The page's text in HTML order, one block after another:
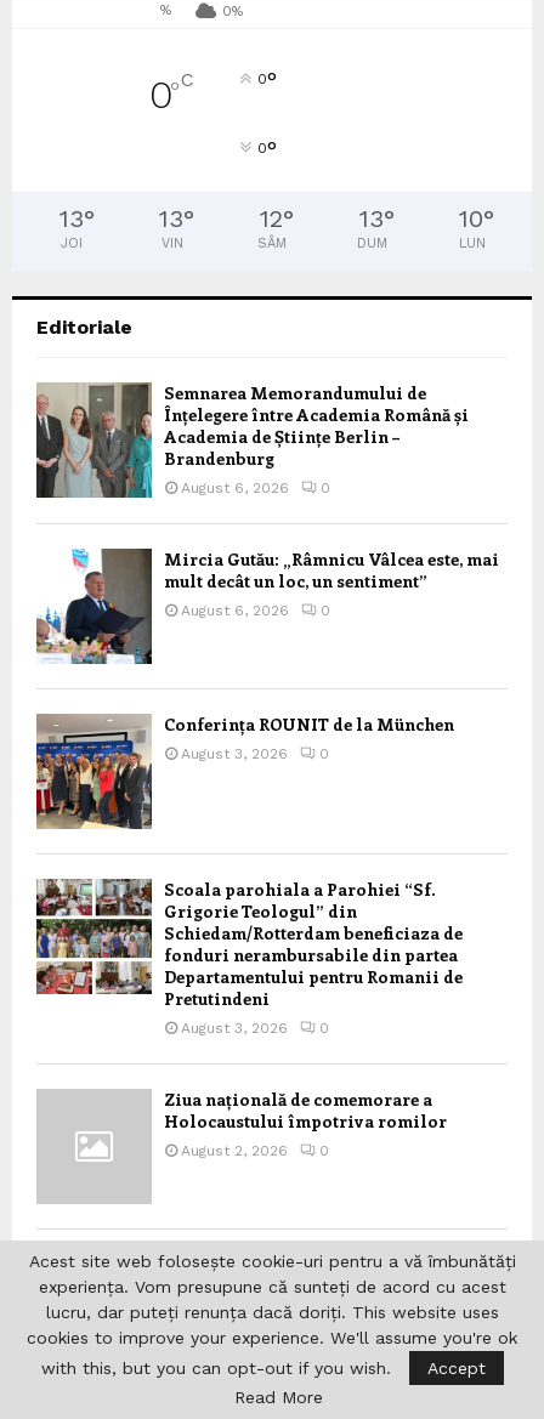
% 0%
0°C 0°
0°
13°
JOI
13°
VIN
12°
SÂM
13°
DUM
10°
LUN
Editoriale
Semnarea Memorandumului de
Înțelegere între Academia Română și
Academia de Științe Berlin –
Brandenburg
August 6, 2026 0
Mircia Gutău: „Râmnicu Vâlcea este, mai
mult decât un loc, un sentiment”
August 6, 2026 0
Conferința ROUNIT de la München
August 3, 2026 0
Scoala parohiala a Parohiei “Sf.
Grigorie Teologul” din
Schiedam/Rotterdam beneficiaza de
fonduri nerambursabile din partea
Departamentului pentru Romanii de
Pretutindeni
August 3, 2026 0
Ziua națională de comemorare a
Holocaustului împotriva romilor
August 2, 2026 0
Mesajul Președintelui României, Nicușor
Dan, privind menținerea ratingului de
țară de către Agenția Fitch,
implementarea PNRR și consolidarea
stabilității economice
August 1, 2026 0
Acest site web folosește cookie-uri pentru a vă îmbunătăți
experiența. Vom presupune că sunteți de acord cu acest
lucru, dar puteți renunța dacă doriți. This website uses
cookies to improve your experience. We'll assume you're ok
with this, but you can opt-out if you wish.
Accept
Read More